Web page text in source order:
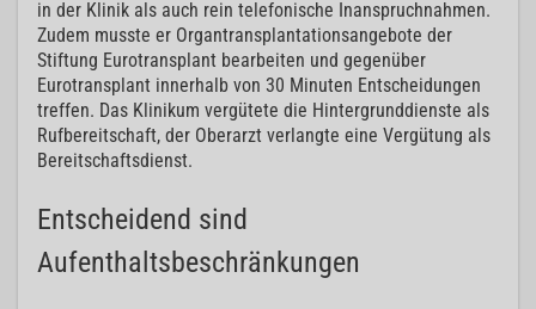
in der Klinik als auch rein telefonische Inanspruchnahmen.
Zudem musste er Organtransplantationsangebote der
Stiftung Eurotransplant bearbeiten und gegenüber
Eurotransplant innerhalb von 30 Minuten Entscheidungen
treffen. Das Klinikum vergütete die Hintergrunddienste als
Rufbereitschaft, der Oberarzt verlangte eine Vergütung als
Bereitschaftsdienst.
Entscheidend sind
Aufenthaltsbeschränkungen